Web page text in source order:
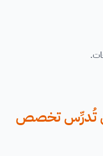
تُدرِّس تخصص